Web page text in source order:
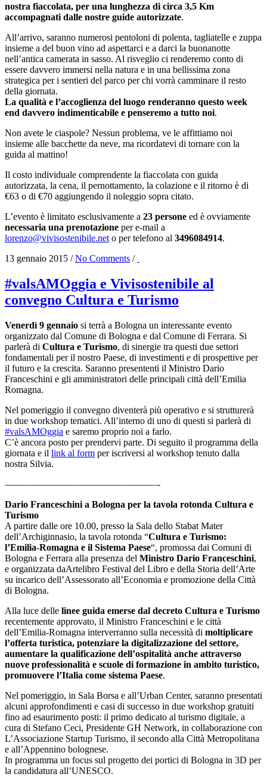
nostra fiaccolata, per una lunghezza di circa 3,5 Km
accompagnati dalle nostre guide autorizzate.
All’arrivo, saranno numerosi pentoloni di polenta, tagliatelle e zuppa
insieme a del buon vino ad aspettarci e a darci la buonanotte
nell’antica camerata in sasso. Al risveglio ci renderemo conto di
essere davvero immersi nella natura e in una bellissima zona
strategica per i sentieri del parco per chi vorrà camminare il resto
della giornata.
La qualità e l’accoglienza del luogo renderanno questo week
end davvero indimenticabile e penseremo a tutto noi.
Non avete le ciaspole? Nessun problema, ve le affittiamo noi
insieme alle bacchette da neve, ma ricordatevi di tornare con la
guida al mattino!
Il costo individuale comprendente la fiaccolata con guida
autorizzata, la cena, il pernottamento, la colazione e il ritorno è di
€63 o di €70 aggiungendo il noleggio sopra citato.
L’evento è limitato esclusivamente a 23 persone ed è ovviamente
necessaria una prenotazione per e-mail a
lorenzo@vivisostenibile.neto per telefono al 3496084914.
13 gennaio 2015 / No Comments /
#valsAMOggia e Vivisostenibile al
convegno Cultura e Turismo
Venerdì 9 gennaio si terrà a Bologna un interessante evento
organizzato dal Comune di Bologna e dal Comune di Ferrara. Si
parlerà di Cultura e Turismo, di sinergie tra questi due settori
fondamentali per il nostro Paese, di investimenti e di prospettive per
il futuro e la crescita. Saranno presententi il Ministro Dario
Franceschini e gli amministratori delle principali città dell’Emilia
Romagna.
Nel pomeriggio il convegno diventerà più operativo e si strutturerà
in due workshop tematici. All’interno di uno di questi si parlerà di
#valsAMOggia e saremo proprio noi a farlo.
C’è ancora posto per prendervi parte. Di seguito il programma della
giornata e il link al form per iscriversi al workshop tenuto dalla
nostra Silvia.
————————————————-
Dario Franceschini a Bologna per la tavola rotonda Cultura e
Turismo
A partire dalle ore 10.00, presso la Sala dello Stabat Mater
dell’Archiginnasio, la tavola rotonda “Cultura e Turismo:
l’Emilia-Romagna e il Sistema Paese“, promossa dai Comuni di
Bologna e Ferrara alla presenza del Ministro Dario Franceschini,
e organizzata daArtelibro Festival del Libro e della Storia dell’Arte
su incarico dell’Assessorato all’Economia e promozione della Città
di Bologna.
Alla luce delle linee guida emerse dal decreto Cultura e Turismo
recentemente approvato, il Ministro Franceschini e le città
dell’Emilia-Romagna interverranno sulla necessità di moltiplicare
l’offerta turistica, potenziare la digitalizzazione del settore,
aumentare la qualificazione dell’ospitalità anche attraverso
nuove professionalità e scuole di formazione in ambito turistico,
promuovere l’Italia come sistema Paese.
Nel pomeriggio, in Sala Borsa e all’Urban Center, saranno presentati
alcuni approfondimenti e casi di successo in due workshop gratuiti
fino ad esaurimento posti: il primo dedicato al turismo digitale, a
cura di Stefano Ceci, Presidente GH Network, in collaborazione con
L’Associazione Startup Turismo, il secondo alla Città Metropolitana
e all’Appennino bolognese.
In programma un focus sul progetto dei portici di Bologna in 3D per
la candidatura all’UNESCO.